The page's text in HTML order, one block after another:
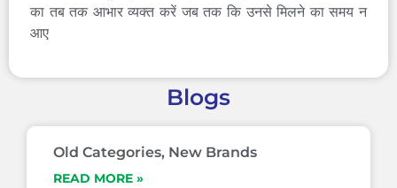
का तब तक आभार व्यक्त करें जब तक कि उनसे मिलने का समय न
आए
Blogs
Old Categories, New Brands
READ MORE »